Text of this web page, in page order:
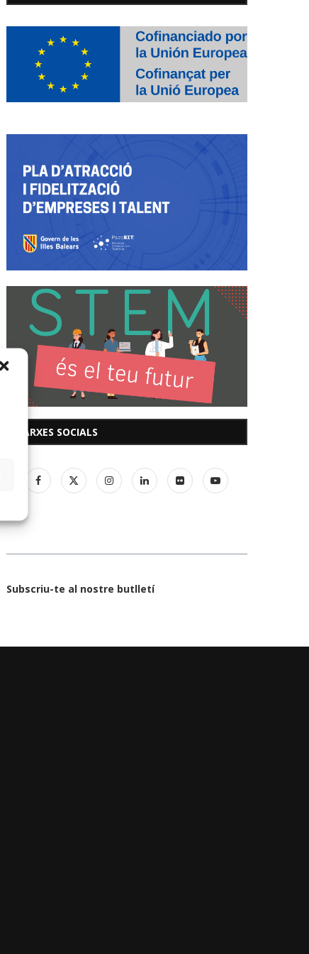
XARXES SOCIALS
Subscriu-te al nostre butlletí